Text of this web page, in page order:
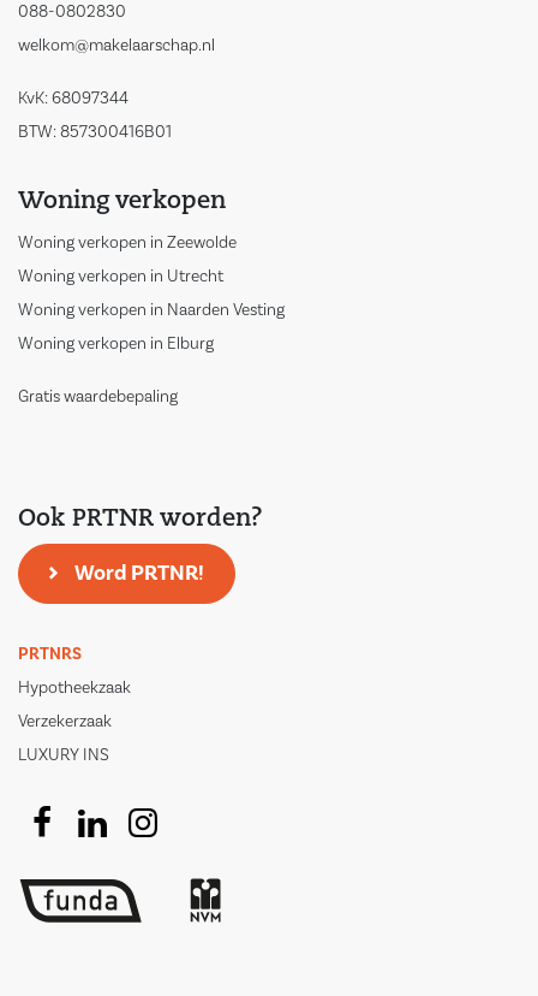
088-0802830
welkom@makelaarschap.nl
KvK: 68097344
BTW: 857300416B01
Woning verkopen
Woning verkopen in Zeewolde
Woning verkopen in Utrecht
Woning verkopen in Naarden Vesting
Woning verkopen in Elburg
Gratis waardebepaling
Ook PRTNR worden?
Word PRTNR!
PRTNRS
Hypotheekzaak
Verzekerzaak
LUXURY INS